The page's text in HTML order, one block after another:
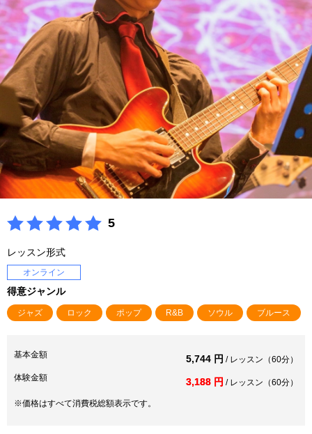
5
レッスン形式
オンライン
得意ジャンル
ジャズ ロック ポップ R&B ソウル ブルース
基本金額 5,744 円 / レッスン（60分）
体験金額
3,188 円 / レッスン（60分）
※価格はすべて消費税総額表示です。